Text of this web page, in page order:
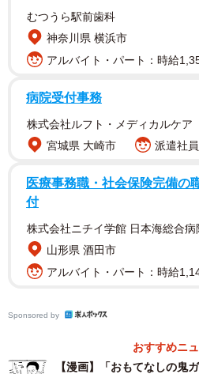
むつうら駅前歯科
神奈川県 横浜市
アルバイト・パート：時給
病院受付事務
株式会社ルフト・メディカルケア
宮城県 大崎市
派遣社
医療事務職・社会保険完備の
付
株式会社ニチイ学館 日本海総合病
山形県 酒田市
アルバイト・パート：時給
Sponsored by
おすすめニ
【漫画】「おもてなしの鬼